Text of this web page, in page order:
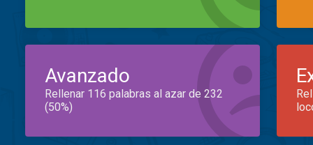
Avanzado
Rellenar 116 palabras al azar de 232
(50%)